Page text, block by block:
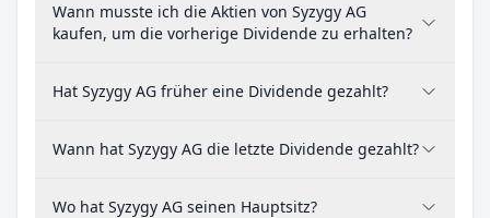
Wann musste ich die Aktien von Syzygy AG
kaufen, um die vorherige Dividende zu erhalten?
Hat Syzygy AG früher eine Dividende gezahlt?
Wann hat Syzygy AG die letzte Dividende gezahlt?
Wo hat Syzygy AG seinen Hauptsitz?